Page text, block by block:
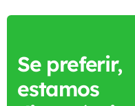
Se preferir,
estamos